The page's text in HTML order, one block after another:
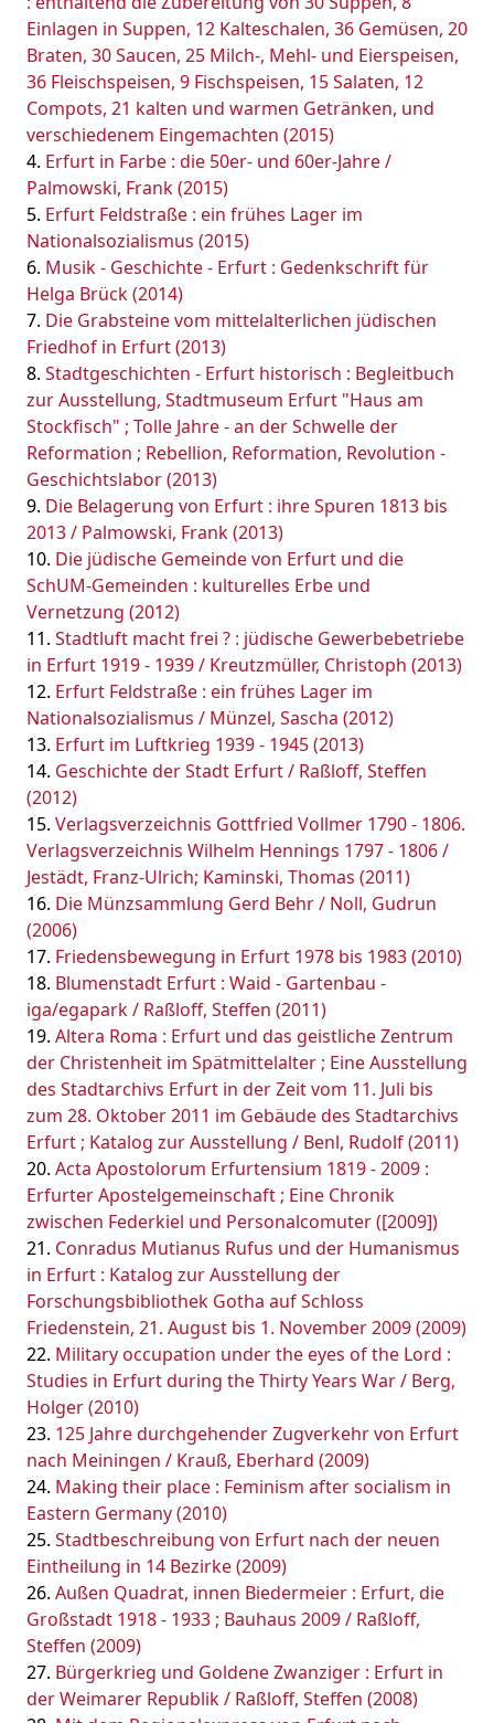
Einlagen in Suppen, 12 Kalteschalen, 36 Gemüsen, 20
Braten, 30 Saucen, 25 Milch-, Mehl- und Eierspeisen,
36 Fleischspeisen, 9 Fischspeisen, 15 Salaten, 12
Compots, 21 kalten und warmen Getränken, und
verschiedenem Eingemachten (2015)
Erfurt in Farbe : die 50er- und 60er-Jahre /
Palmowski, Frank (2015)
Erfurt Feldstraße : ein frühes Lager im
Nationalsozialismus (2015)
Musik - Geschichte - Erfurt : Gedenkschrift für
Helga Brück (2014)
Die Grabsteine vom mittelalterlichen jüdischen
Friedhof in Erfurt (2013)
Stadtgeschichten - Erfurt historisch : Begleitbuch
zur Ausstellung, Stadtmuseum Erfurt "Haus am
Stockfisch" ; Tolle Jahre - an der Schwelle der
Reformation ; Rebellion, Reformation, Revolution -
Geschichtslabor (2013)
Die Belagerung von Erfurt : ihre Spuren 1813 bis
2013 / Palmowski, Frank (2013)
Die jüdische Gemeinde von Erfurt und die
SchUM-Gemeinden : kulturelles Erbe und
Vernetzung (2012)
Stadtluft macht frei ? : jüdische Gewerbebetriebe
in Erfurt 1919 - 1939 / Kreutzmüller, Christoph (2013)
Erfurt Feldstraße : ein frühes Lager im
Nationalsozialismus / Münzel, Sascha (2012)
Erfurt im Luftkrieg 1939 - 1945 (2013)
Geschichte der Stadt Erfurt / Raßloff, Steffen
(2012)
Verlagsverzeichnis Gottfried Vollmer 1790 - 1806.
Verlagsverzeichnis Wilhelm Hennings 1797 - 1806 /
Jestädt, Franz-Ulrich; Kaminski, Thomas (2011)
Die Münzsammlung Gerd Behr / Noll, Gudrun
(2006)
Friedensbewegung in Erfurt 1978 bis 1983 (2010)
Blumenstadt Erfurt : Waid - Gartenbau -
iga/egapark / Raßloff, Steffen (2011)
Altera Roma : Erfurt und das geistliche Zentrum
der Christenheit im Spätmittelalter ; Eine Ausstellung
des Stadtarchivs Erfurt in der Zeit vom 11. Juli bis
zum 28. Oktober 2011 im Gebäude des Stadtarchivs
Erfurt ; Katalog zur Ausstellung / Benl, Rudolf (2011)
Acta Apostolorum Erfurtensium 1819 - 2009 :
Erfurter Apostelgemeinschaft ; Eine Chronik
zwischen Federkiel und Personalcomuter ([2009])
Conradus Mutianus Rufus und der Humanismus
in Erfurt : Katalog zur Ausstellung der
Forschungsbibliothek Gotha auf Schloss
Friedenstein, 21. August bis 1. November 2009 (2009)
Military occupation under the eyes of the Lord :
Studies in Erfurt during the Thirty Years War / Berg,
Holger (2010)
125 Jahre durchgehender Zugverkehr von Erfurt
nach Meiningen / Krauß, Eberhard (2009)
Making their place : Feminism after socialism in
Eastern Germany (2010)
Stadtbeschreibung von Erfurt nach der neuen
Eintheilung in 14 Bezirke (2009)
Außen Quadrat, innen Biedermeier : Erfurt, die
Großstadt 1918 - 1933 ; Bauhaus 2009 / Raßloff,
Steffen (2009)
Bürgerkrieg und Goldene Zwanziger : Erfurt in
der Weimarer Republik / Raßloff, Steffen (2008)